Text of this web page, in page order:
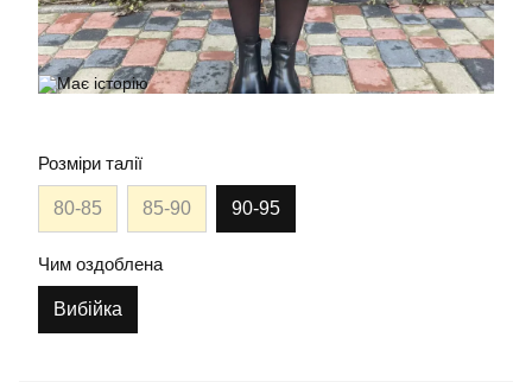
Розміри талії
80-85 85-90 90-95
Чим оздоблена
Вибійка